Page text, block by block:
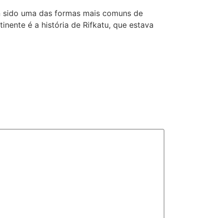
uma das formas mais comuns de
é a história de Rifkatu, que estava